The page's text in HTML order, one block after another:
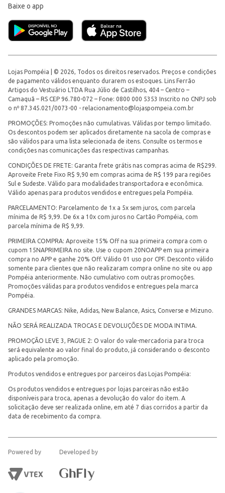
Baixe o app
Lojas Pompéia | © 2026, Todos os direitos reservados. Preços e condições
de pagamento válidos enquanto durarem os estoques. Lins Ferrão
Artigos do Vestuário LTDA Rua Júlio de Castilhos, 404 – Centro –
Camaquã – RS CEP 96.780-072 – Fone: 0800 000 5353 Inscrito no CNPJ sob
o nº 87.345.021/0073-00 - relacionamento@lojaspompeia.com.br
PROMOÇÕES: Promoções não cumulativas. Válidas por tempo limitado.
Os descontos podem ser aplicados diretamente na sacola de compras e
são válidos para uma lista selecionada de itens. Consulte os termos e
condições nas comunicações das respectivas campanhas.
CONDIÇÕES DE FRETE: Garanta frete grátis nas compras acima de R$299.
Aproveite Frete Fixo R$ 9,90 em compras acima de R$ 199 para regiões
Sul e Sudeste. Válido para modalidades transportadora e econômica.
Válido apenas para produtos vendidos e entregues pela Pompéia.
PARCELAMENTO: Parcelamento de 1x a 5x sem juros, com parcela
mínima de R$ 9,99. De 6x a 10x com juros no Cartão Pompéia, com
parcela mínima de R$ 9,99.
PRIMEIRA COMPRA: Aproveite 15% Off na sua primeira compra com o
cupom 15NAPRIMEIRA no site. Use o cupom 20NOAPP em sua primeira
compra no APP e ganhe 20% Off. Válido 01 uso por CPF. Desconto válido
somente para clientes que não realizaram compra online no site ou app
Pompéia anteriormente. Não cumulativo com outras promoções.
Promoções válidas para produtos vendidos e entregues pela marca
Pompéia.
GRANDES MARCAS: Nike, Adidas, New Balance, Asics, Converse e Mizuno.
NÃO SERÁ REALIZADA TROCAS E DEVOLUÇÕES DE MODA INTIMA.
PROMOÇÃO LEVE 3, PAGUE 2: O valor do vale-mercadoria para troca
será equivalente ao valor final do produto, já considerando o desconto
aplicado pela promoção.
Produtos vendidos e entregues por parceiros das Lojas Pompéia:
Os produtos vendidos e entregues por lojas parceiras não estão
disponíveis para troca, apenas a devolução do valor do item. A
solicitação deve ser realizada online, em até 7 dias corridos a partir da
data de recebimento da compra.
Powered by Developed by